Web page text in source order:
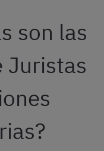
son las
Juristas